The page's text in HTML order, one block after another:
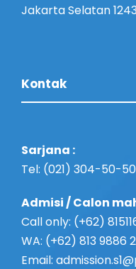
Jakarta Selatan
Kontak
Sarjana :
Tel: (021) 304-50-
Admisi / Calon
Call only: (+62)
WA: (+62) 813 9886
Email: